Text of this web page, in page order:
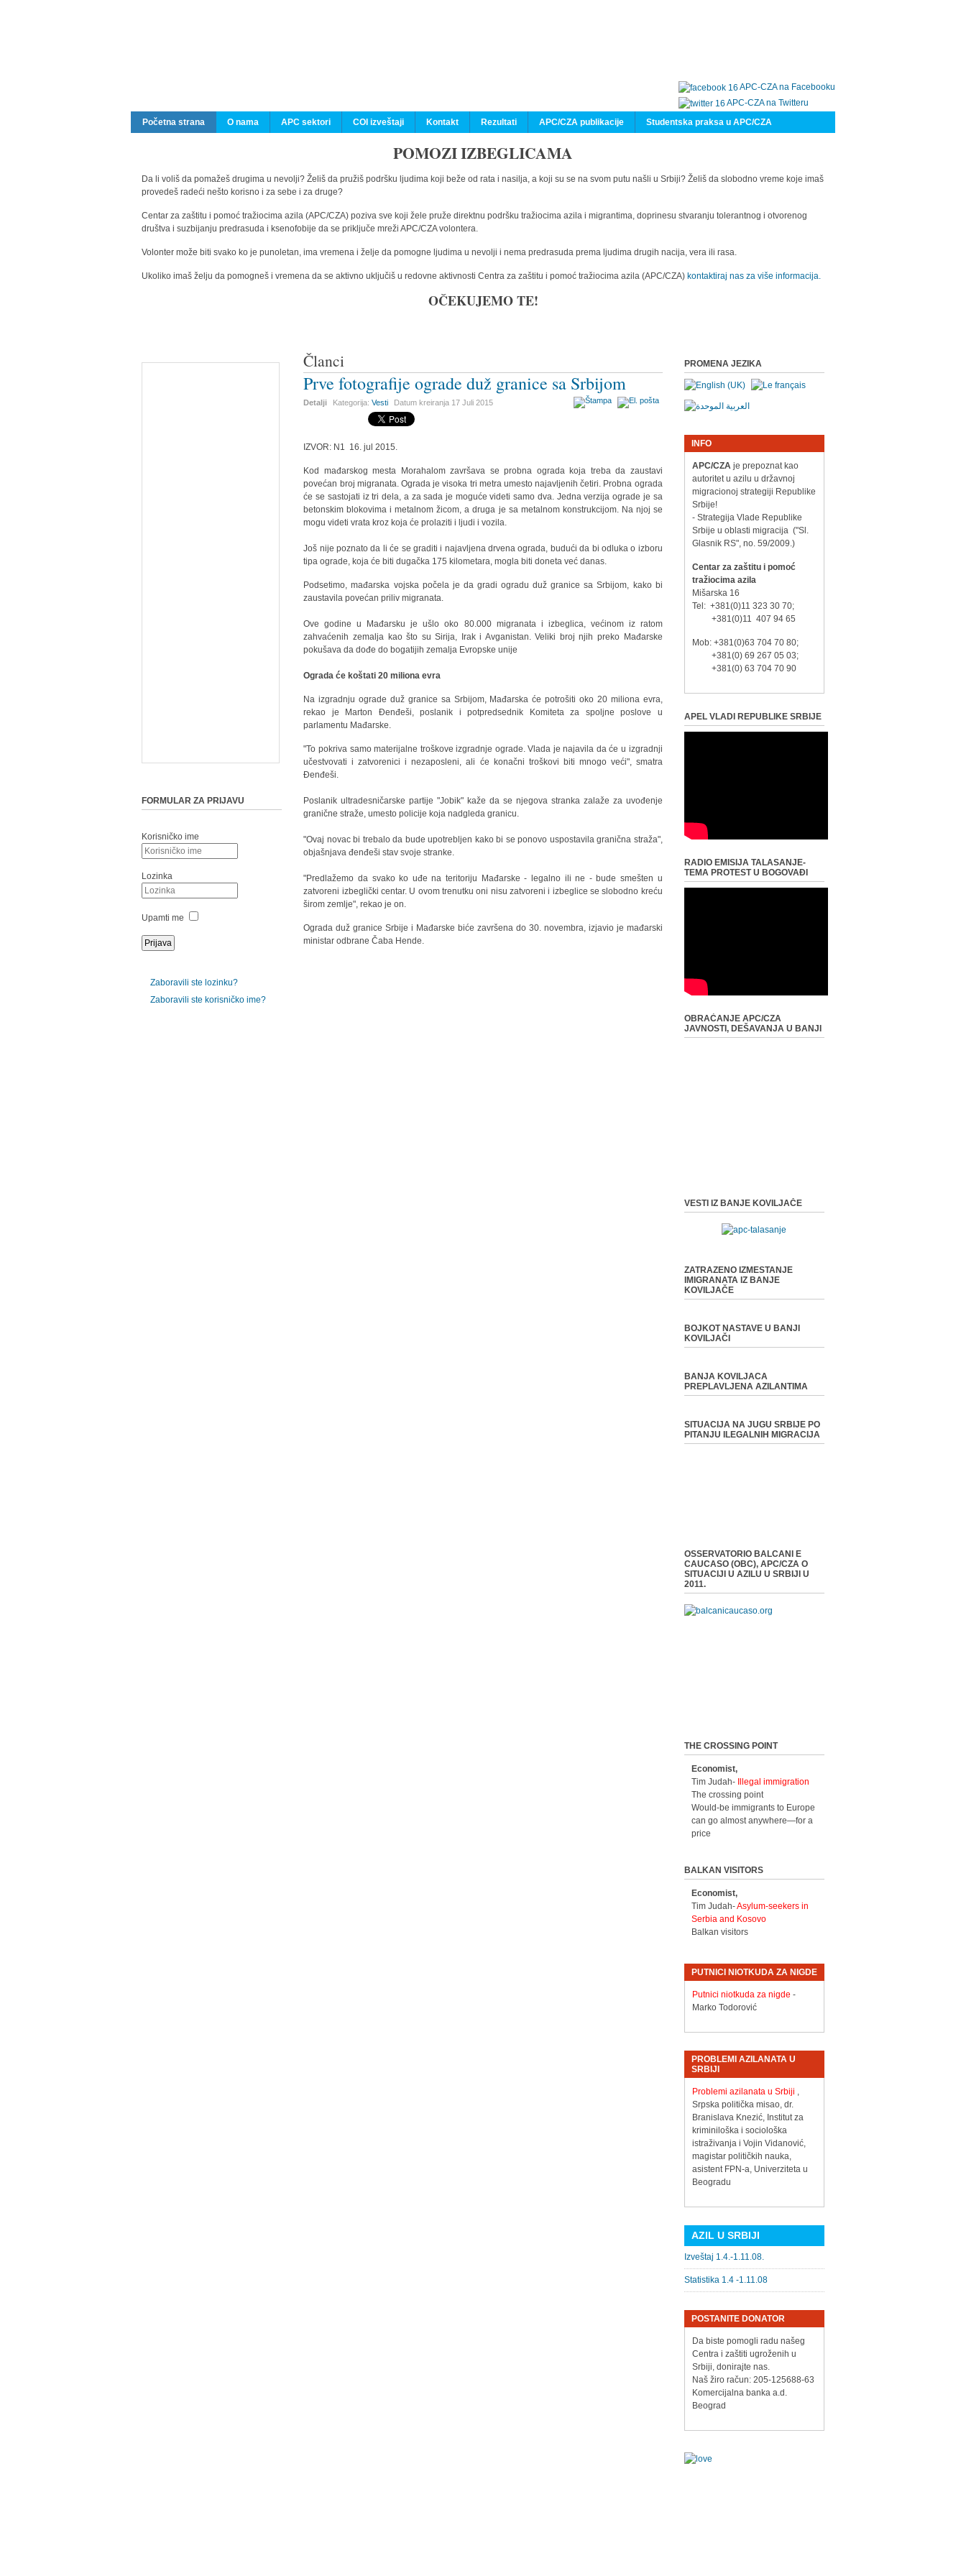
APC-CZA na Facebooku
APC-CZA na Twitteru
Početna strana
O nama APC sektori COI izveštaji Kontakt Rezultati APC/CZA publikacije Studentska praksa u APC/CZA
POMOZI IZBEGLICAMA
Da li voliš da pomažeš drugima u nevolji? Želiš da pružiš podršku ljudima koji beže od rata i nasilja, a koji su se na svom putu našli u Srbiji? Želiš da slobodno vreme koje imaš
provedeš radeći nešto korisno i za sebe i za druge?
Centar za zaštitu i pomoć tražiocima azila (APC/CZA) poziva sve koji žele pruže direktnu podršku tražiocima azila i migrantima, doprinesu stvaranju tolerantnog i otvorenog
društva i suzbijanju predrasuda i ksenofobije da se priključe mreži APC/CZA volontera.
Volonter može biti svako ko je punoletan, ima vremena i želje da pomogne ljudima u nevolji i nema predrasuda prema ljudima drugih nacija, vera ili rasa.
Ukoliko imaš želju da pomogneš i vremena da se aktivno uključiš u redovne aktivnosti Centra za zaštitu i pomoć tražiocima azila (APC/CZA) kontaktiraj nas za više informacija.
OČEKUJEMO TE!
Članci
Prve fotografije ograde duž granice sa Srbijom
Detalji Kategorija:Vesti Datum kreiranja 17 Juli 2015
IZVOR: N1 16. jul 2015.
Kod mađarskog mesta Morahalom završava se probna ograda koja treba da zaustavi
povećan broj migranata. Ograda je visoka tri metra umesto najavljenih četiri. Probna ograda
će se sastojati iz tri dela, a za sada je moguće videti samo dva. Jedna verzija ograde je sa
betonskim blokovima i metalnom žicom, a druga je sa metalnom konstrukcijom. Na njoj se
mogu videti vrata kroz koja će prolaziti i ljudi i vozila.
Još nije poznato da li će se graditi i najavljena drvena ograda, budući da bi odluka o izboru
tipa ograde, koja će biti dugačka 175 kilometara, mogla biti doneta već danas.
Podsetimo, mađarska vojska počela je da gradi ogradu duž granice sa Srbijom, kako bi
zaustavila povećan priliv migranata.
Ove godine u Mađarsku je ušlo oko 80.000 migranata i izbeglica, većinom iz ratom
zahvaćenih zemalja kao što su Sirija, Irak i Avganistan. Veliki broj njih preko Mađarske
pokušava da dođe do bogatijih zemalja Evropske unije
Ograda će koštati 20 miliona evra
Na izgradnju ograde duž granice sa Srbijom, Mađarska će potrošiti oko 20 miliona evra,
rekao je Marton Đenđeši, poslanik i potpredsednik Komiteta za spoljne poslove u
parlamentu Mađarske.
"To pokriva samo materijalne troškove izgradnje ograde. Vlada je najavila da će u izgradnji
učestvovati i zatvorenici i nezaposleni, ali će konačni troškovi biti mnogo veći", smatra
Đenđeši.
Poslanik ultradesničarske partije "Jobik" kaže da se njegova stranka zalaže za uvođenje
granične straže, umesto policije koja nadgleda granicu.
"Ovaj novac bi trebalo da bude upotrebljen kako bi se ponovo uspostavila granična straža",
objašnjava đenđeši stav svoje stranke.
"Predlažemo da svako ko uđe na teritoriju Mađarske - legalno ili ne - bude smešten u
zatvoreni izbeglički centar. U ovom trenutku oni nisu zatvoreni i izbeglice se slobodno kreću
širom zemlje", rekao je on.
Ograda duž granice Srbije i Mađarske biće završena do 30. novembra, izjavio je mađarski
ministar odbrane Čaba Hende.
FORMULAR ZA PRIJAVU
Korisničko ime
Lozinka
Upamti me
Zaboravili ste lozinku?
Zaboravili ste korisničko ime?
PROMENA JEZIKA
INFO
APC/CZAje prepoznat kao
autoritet u azilu u državnoj
migracionoj strategiji Republike
Srbije!
- Strategija Vlade Republike
Srbije u oblasti migracija ("Sl.
Glasnik RS", no. 59/2009.)
Centar za zaštitu i pomoć
tražiocima azila
Mišarska 16
Tel: +381(0)11 323 30 70;
+381(0)11 407 94 65
Mob: +381(0)63 704 70 80;
+381(0) 69 267 05 03;
+381(0) 63 704 70 90
APEL VLADI REPUBLIKE SRBIJE
RADIO EMISIJA TALASANJE-
TEMA PROTEST U BOGOVAĐI
OBRAĆANJE APC/CZA
JAVNOSTI, DEŠAVANJA U BANJI
VESTI IZ BANJE KOVILJAČE
ZATRAZENO IZMESTANJE
IMIGRANATA IZ BANJE
KOVILJAČE
BOJKOT NASTAVE U BANJI
KOVILJAČI
BANJA KOVILJACA
PREPLAVLJENA AZILANTIMA
SITUACIJA NA JUGU SRBIJE PO
PITANJU ILEGALNIH MIGRACIJA
OSSERVATORIO BALCANI E
CAUCASO (OBC), APC/CZA O
SITUACIJI U AZILU U SRBIJI U
2011.
THE CROSSING POINT
Economist,
Tim Judah-
Illegal immigration
The crossing point
Would-be immigrants to Europe
can go almost anywhere—for a
price
BALKAN VISITORS
Economist,
Tim Judah-Asylum-seekers in
Serbia and Kosovo
Balkan visitors
PUTNICI NIOTKUDA ZA NIGDE
Putnici niotkuda za nigde -
Marko Todorović
PROBLEMI AZILANATA U
SRBIJI
Problemi azilanata u Srbiji ,
Srpska politička misao, dr.
Branislava Knezić, Institut za
kriminiloška i sociološka
istraživanja i Vojin Vidanović,
magistar političkih nauka,
asistent FPN-a, Univerziteta u
Beogradu
AZIL U SRBIJI
Izveštaj 1.4.-1.11.08.
Statistika 1.4 -1.11.08
POSTANITE DONATOR
Da biste pomogli radu našeg
Centra i zaštiti ugroženih u
Srbiji, donirajte nas.
Naš žiro račun: 205-125688-63
Komercijalna banka a.d.
Beograd